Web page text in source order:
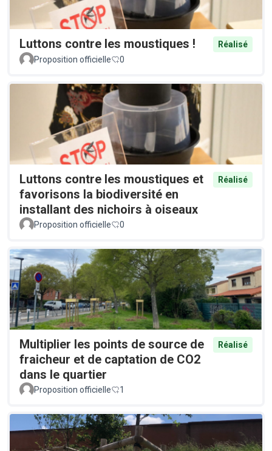
Luttons contre les moustiques !
Réalisé
Proposition officielle
0
Luttons contre les moustiques et
favorisons la biodiversité en
installant des nichoirs à oiseaux
Réalisé
Proposition officielle 0
Multiplier les points de source de
fraicheur et de captation de CO2
dans le quartier
Réalisé
Proposition officielle 1